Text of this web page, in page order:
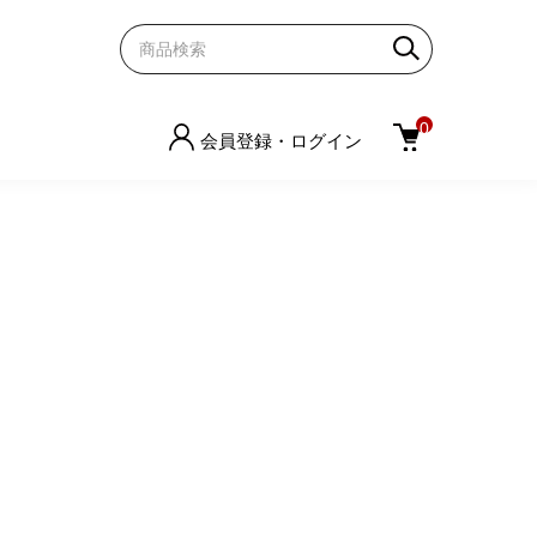
会員登録・ログイン
0